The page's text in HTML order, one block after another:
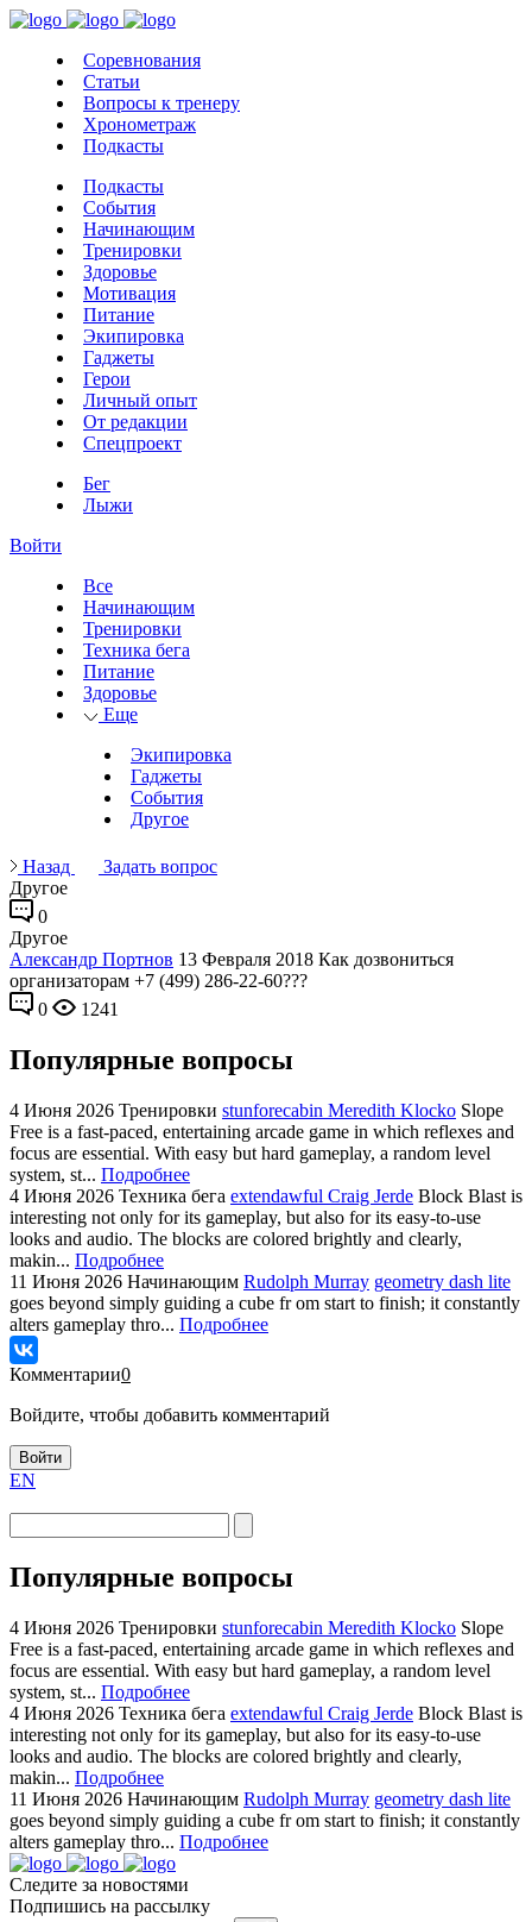
Соревнования
Статьи
Вопросы к тренеру
Хронометраж
Подкасты
Подкасты
События
Начинающим
Тренировки
Здоровье
Мотивация
Питание
Экипировка
Гаджеты
Герои
Личный опыт
От редакции
Спецпроект
Бег
Лыжи
Войти
Все
Начинающим
Тренировки
Техника бега
Питание
Здоровье
Еще
Экипировка
Гаджеты
События
Другое
Назад
Задать вопрос
Другое
0
Другое
Александр Портнов 13 Февраля 2018 Как дозвониться
организаторам +7 (499) 286-22-60???
0
1241
Популярные вопросы
4 Июня 2026 Тренировки stunforecabin Meredith Klocko Slope
Free is a fast-paced, entertaining arcade game in which reflexes and
focus are essential. With easy but hard gameplay, a random level
system, st... Подробнее
4 Июня 2026 Техника бега extendawful Craig Jerde Block Blast is
interesting not only for its gameplay, but also for its easy-to-use
looks and audio. The blocks are colored brightly and clearly,
makin... Подробнее
11 Июня 2026 Начинающим Rudolph Murray geometry dash lite
goes beyond simply guiding a cube fr om start to finish; it constantly
alters gameplay thro... Подробнее
Комментарии0
Войдите, чтобы добавить комментарий
Войти
EN
Популярные вопросы
4 Июня 2026 Тренировки stunforecabin Meredith Klocko Slope
Free is a fast-paced, entertaining arcade game in which reflexes and
focus are essential. With easy but hard gameplay, a random level
system, st... Подробнее
4 Июня 2026 Техника бега extendawful Craig Jerde Block Blast is
interesting not only for its gameplay, but also for its easy-to-use
looks and audio. The blocks are colored brightly and clearly,
makin... Подробнее
11 Июня 2026 Начинающим Rudolph Murray geometry dash lite
goes beyond simply guiding a cube fr om start to finish; it constantly
alters gameplay thro... Подробнее
Следите за новостями
Подпишись на рассылку